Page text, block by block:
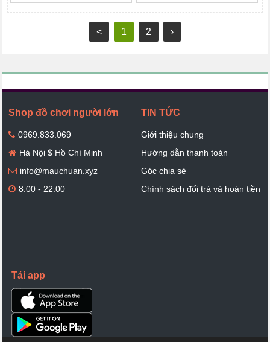
< 1 2 ›
Shop đồ chơi người lớn
0969.833.069
Hà Nội $ Hồ Chí Minh
info@mauchuan.xyz
8:00 - 22:00
TIN TỨC
Giới thiệu chung
Hướng dẫn thanh toán
Góc chia sẻ
Chính sách đổi trả và hoàn tiền
Tải app